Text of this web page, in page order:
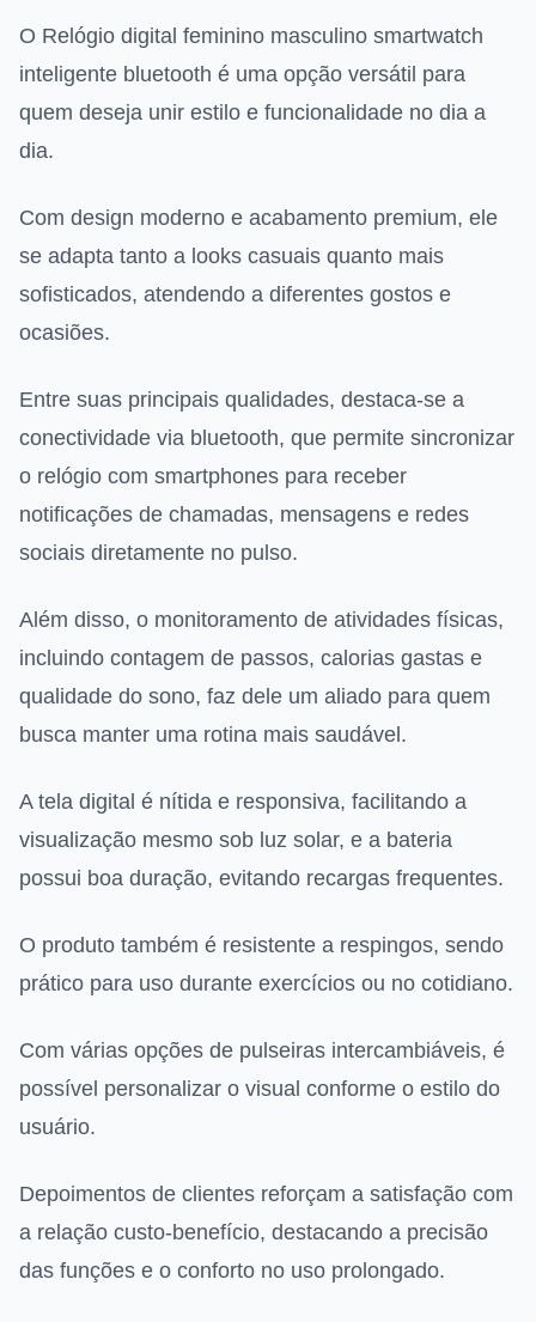
O Relógio digital feminino masculino smartwatch
inteligente bluetooth é uma opção versátil para
quem deseja unir estilo e funcionalidade no dia a
dia.
Com design moderno e acabamento premium, ele
se adapta tanto a looks casuais quanto mais
sofisticados, atendendo a diferentes gostos e
ocasiões.
Entre suas principais qualidades, destaca-se a
conectividade via bluetooth, que permite sincronizar
o relógio com smartphones para receber
notificações de chamadas, mensagens e redes
sociais diretamente no pulso.
Além disso, o monitoramento de atividades físicas,
incluindo contagem de passos, calorias gastas e
qualidade do sono, faz dele um aliado para quem
busca manter uma rotina mais saudável.
A tela digital é nítida e responsiva, facilitando a
visualização mesmo sob luz solar, e a bateria
possui boa duração, evitando recargas frequentes.
O produto também é resistente a respingos, sendo
prático para uso durante exercícios ou no cotidiano.
Com várias opções de pulseiras intercambiáveis, é
possível personalizar o visual conforme o estilo do
usuário.
Depoimentos de clientes reforçam a satisfação com
a relação custo-benefício, destacando a precisão
das funções e o conforto no uso prolongado.